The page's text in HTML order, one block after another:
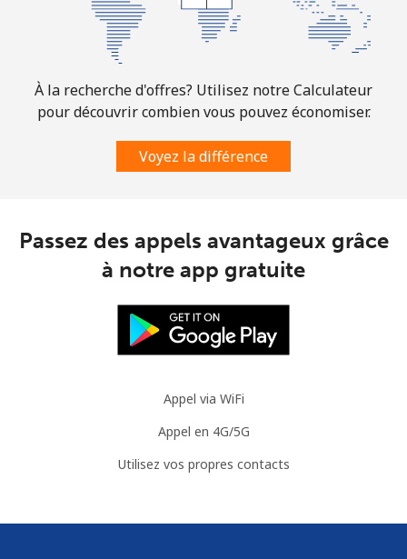
À la recherche d'offres? Utilisez notre Calculateur
pour découvrir combien vous pouvez économiser.
Voyez la différence
Passez des appels avantageux grâce
à notre app gratuite
Appel via WiFi
Appel en 4G/5G
Utilisez vos propres contacts